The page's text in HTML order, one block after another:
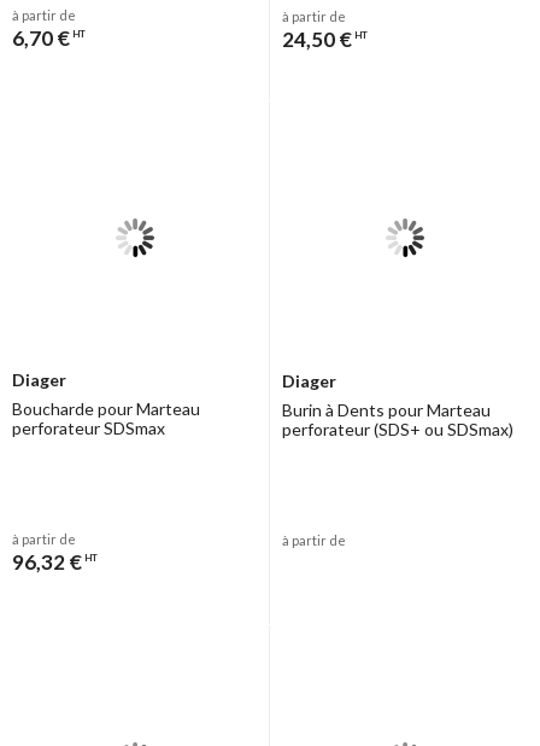
à partir de
6,70 € HT
à partir de
24,50 € HT
Diager
Boucharde pour Marteau
perforateur SDSmax
à partir de
96,32 € HT
Diager
Burin à Dents pour Marteau
perforateur (SDS+ ou SDSmax)
à partir de